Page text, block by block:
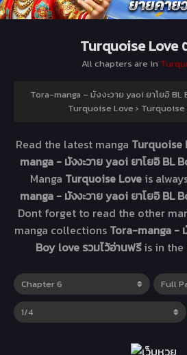
Turquoise Love
All chapters are in
Tora-manga – มังงะวาย yaoi ยาโยอิ BL
Turquoise Love › Turquoise
Read the latest manga Turquoise
manga - มังงะวาย yaoi ยาโยอิ BL
Manga Turquoise Love is
manga - มังงะวาย yaoi ยาโยอิ BL
Dont forget to read the other
manga collections Tora-manga -
Boy love รวมไว้อ่านฟรีis in the